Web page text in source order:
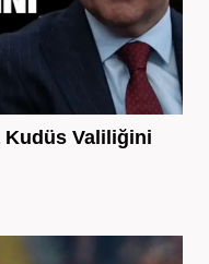
Kudüs Valiliğini